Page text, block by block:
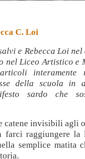
C. Loi
e Rebecca Loi nel
nel Liceo Artistico e
interamente
della scuola in
sardo che
catene invisibili agli
farci raggiungere la
semplice matita